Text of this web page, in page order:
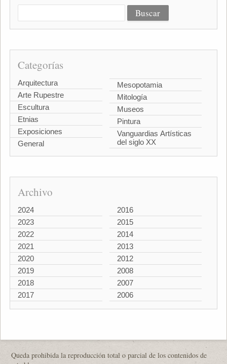
Categorías
Arquitectura
Arte Rupestre
Escultura
Etnias
Exposiciones
General
Mesopotamia
Mitología
Museos
Pintura
Vanguardias Artísticas
del siglo XX
Archivo
2024
2023
2022
2021
2020
2019
2018
2017
2016
2015
2014
2013
2012
2008
2007
2006
Queda prohibida la reproducción total o parcial de los contenidos de